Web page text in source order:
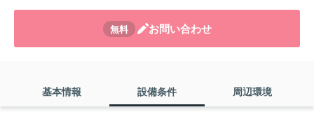
無料 お問い合わせ
基本情報 設備条件 周辺環境